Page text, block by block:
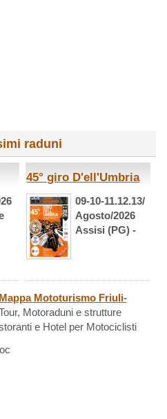
raduni
45° giro D'ell'Umbria
09-10-11.12.13/
Agosto/2026
Assisi (PG) -
Mappa Mototurismo Friuli-
Motoraduni e strutture
e Hotel per Motociclisti